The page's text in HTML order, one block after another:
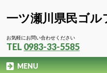
一ツ瀬川県民ゴル
お気軽にお問い合わせください
TEL 0983-33-5585
MENU